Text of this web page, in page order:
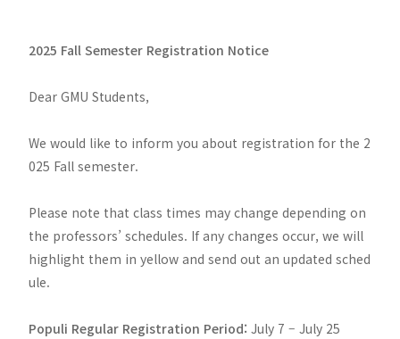
2025 Fall Semester Registration Notice
Dear GMU Students,
We would like to inform you about registration for the 2
025 Fall semester.
Please note that class times may change depending on
the professors’ schedules. If any changes occur, we will
highlight them in yellow and send out an updated sched
ule.
Populi Regular Registration Period: July 7 – July 25